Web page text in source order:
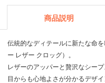
商品説明
伝統的なディテールに新たな命
ー レザー クロッグ）。
レザーのアッパーと贅沢なシー
目からも心地よさが分かるデザイ